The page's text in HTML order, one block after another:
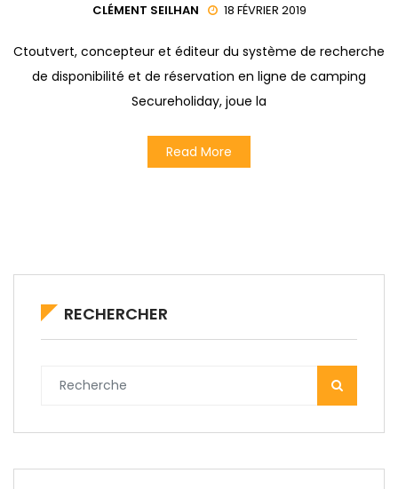
CLÉMENT SEILHAN 18 FÉVRIER 2019
Ctoutvert, concepteur et éditeur du système de recherche
de disponibilité et de réservation en ligne de camping
Secureholiday, joue la
Read More
RECHERCHER